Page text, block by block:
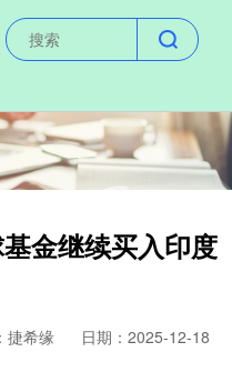
金继续买入印度
捷希缘
日期：2025-12-18